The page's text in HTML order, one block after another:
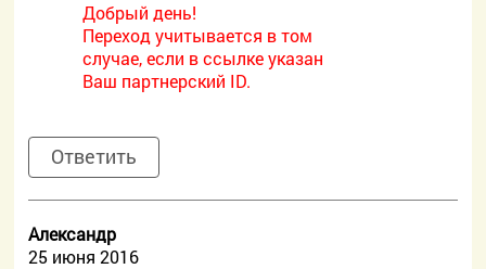
Добрый день!
Переход учитывается в том
случае, если в ссылке указан
Ваш партнерский ID.
Ответить
Александр
25 июня 2016